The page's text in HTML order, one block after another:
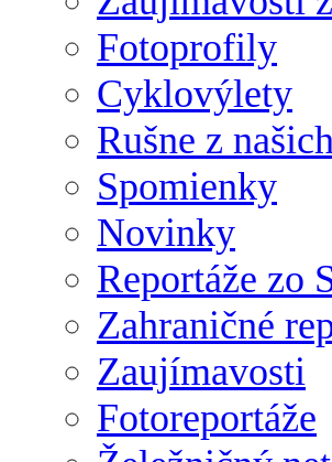
Fotoprofily
Cyklovýlety
Rušne z
Spomienky
Novinky
Reportáže zo
Zahraničné
Zaujímavosti
Fotoreportáže